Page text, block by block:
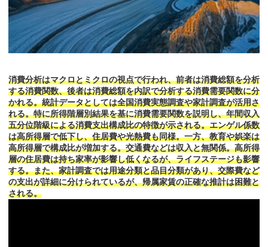
消費分析はマクロとミクロの視点で行われ、前者は消費総額を分析
する消費関数、後者は消費総額を内訳で分析する消費需要関数に分
かれる。統計データとしては全国消費実態調査や家計調査が活用さ
れる。特に所得階層別結果を基に消費需要関数を説明し、年間収入
五分位階級による消費支出構成比の特徴が示される。エンゲル係数
は高所得層で低下し、住居費や光熱費も同様。一方、教育や娯楽は
高所得層で構成比が増加する。交通費などは収入と無関係。高所得
層の住居費は持ち家率が影響し低くなるが、ライフステージも影響
する。また、家計調査では用途分類と品目分類があり、交際費など
の支出が詳細に分けられているが、帰属家賃の正確な推計は困難と
される。